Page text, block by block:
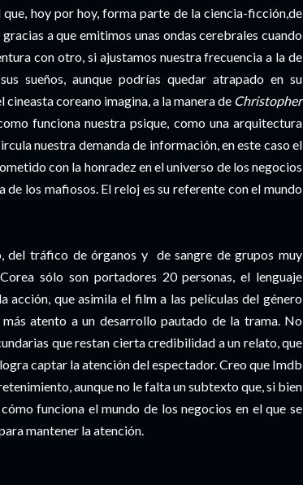
hoy por hoy, forma parte de la ciencia-ficción,de
a que emitimos unas ondas cerebrales cuando
con otro, si ajustamos nuestra frecuencia a la de
sueños, aunque podrías quedar atrapado en su
coreano imagina, a la manera de Christopher
funciona nuestra psique, como una arquitectura
nuestra demanda de información, en este caso el
con la honradez en el universo de los negocios
los mafiosos. El reloj es su referente con el mundo
del tráfico de órganos y de sangre de grupos muy
sólo son portadores 20 personas, el lenguaje
acción, que asimila el film a las películas del género
más atento a un desarrollo pautado de la trama. No
que restan cierta credibilidad a un relato, que
captar la atención del espectador. Creo que Imdb
aunque no le falta un subtexto que, si bien
funciona el mundo de los negocios en el que se
mantener la atención.